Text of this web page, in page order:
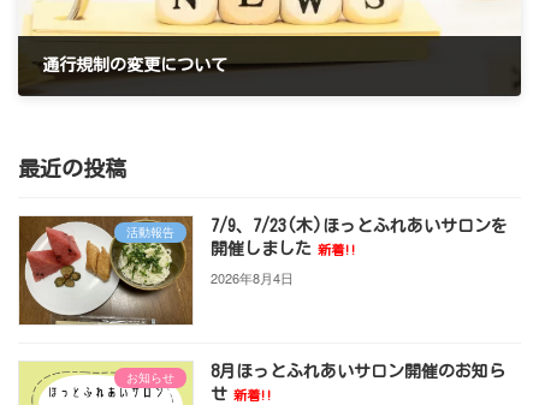
通行規制の変更について
最近の投稿
活動報告
7/9、7/23(木)ほっとふれあいサロンを
開催しました 新着!!
2026年8月4日
お知らせ
8月ほっとふれあいサロン開催のお知ら
せ 新着!!